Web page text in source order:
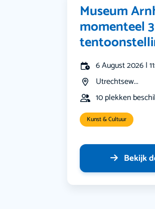
Museum
momenteel 3
6 August 2026 |
Utrechtsew...
10 plekken
Kunst & Cultuur
Bekijk